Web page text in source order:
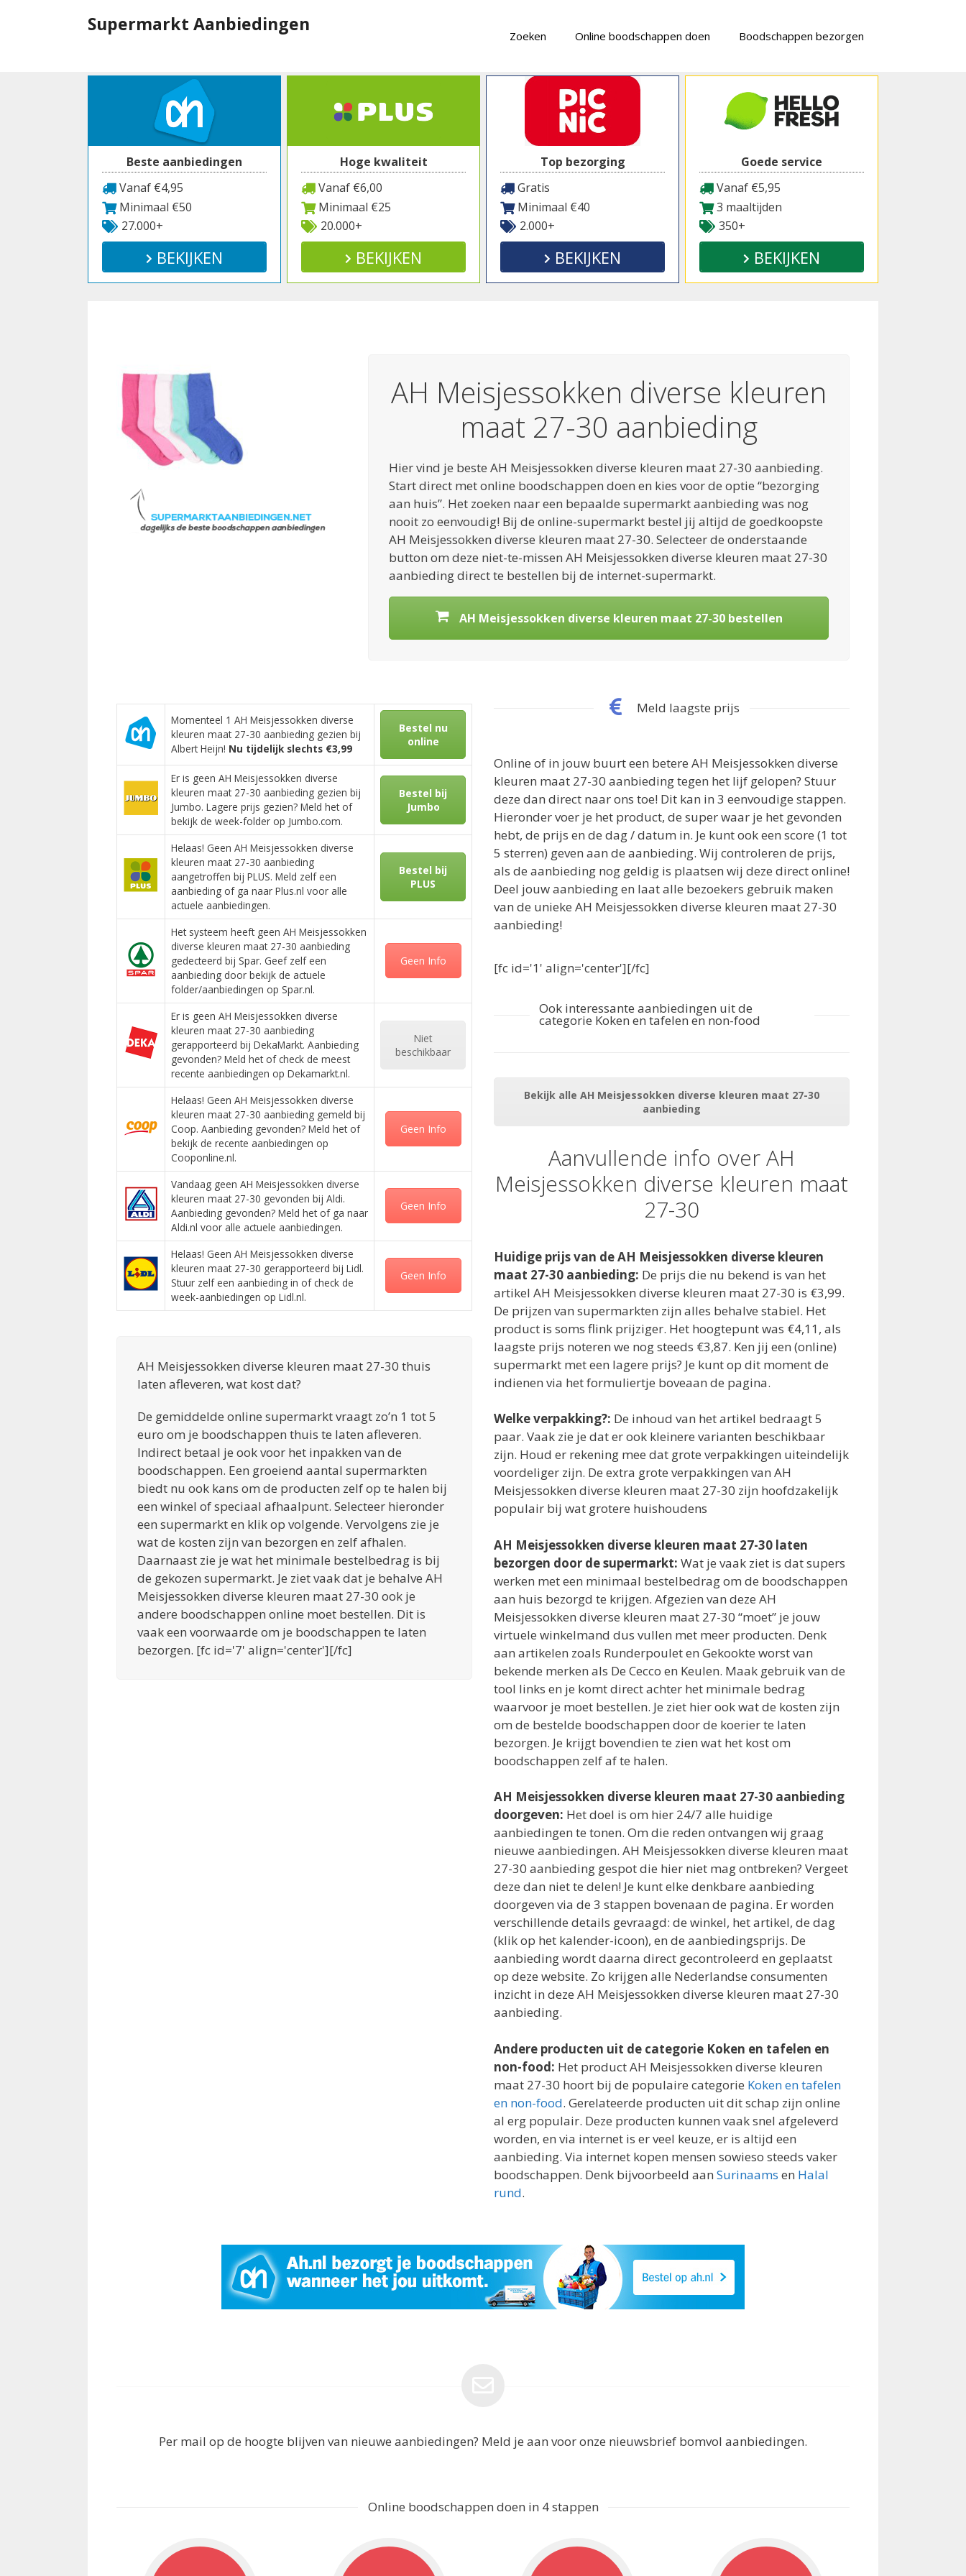
Supermarkt Aanbiedingen
Zoeken Online boodschappen doen Boodschappen bezorgen
Beste aanbiedingen
Vanaf €4,95
Minimaal €50
27.000+
BEKIJKEN
Hoge kwaliteit
Vanaf €6,00
Minimaal €25
20.000+
BEKIJKEN
Top bezorging
Gratis
Minimaal €40
2.000+
BEKIJKEN
Goede service
Vanaf €5,95
3 maaltijden
350+
BEKIJKEN
AH Meisjessokken diverse kleuren
maat 27-30 aanbieding
Hier vind je beste AH Meisjessokken diverse kleuren maat 27-30 aanbieding.
Start direct met online boodschappen doen en kies voor de optie “bezorging
aan huis”. Het zoeken naar een bepaalde supermarkt aanbieding was nog
nooit zo eenvoudig! Bij de online-supermarkt bestel jij altijd de goedkoopste
AH Meisjessokken diverse kleuren maat 27-30. Selecteer de onderstaande
button om deze niet-te-missen AH Meisjessokken diverse kleuren maat 27-30
aanbieding direct te bestellen bij de internet-supermarkt.
AH Meisjessokken diverse kleuren maat 27-30 bestellen
Momenteel 1 AH Meisjessokken diverse
kleuren maat 27-30 aanbieding gezien bij
Albert Heijn! Nu tijdelijk slechts €3,99
Bestel nu
online
Er is geen AH Meisjessokken diverse
kleuren maat 27-30 aanbieding gezien bij
Jumbo. Lagere prijs gezien? Meld het of
bekijk de week-folder op Jumbo.com.
Bestel bij
Jumbo
Helaas! Geen AH Meisjessokken diverse
kleuren maat 27-30 aanbieding
aangetroffen bij PLUS. Meld zelf een
aanbieding of ga naar Plus.nl voor alle
actuele aanbiedingen.
Bestel bij
PLUS
Het systeem heeft geen AH Meisjessokken
diverse kleuren maat 27-30 aanbieding
gedecteerd bij Spar. Geef zelf een
aanbieding door bekijk de actuele
folder/aanbiedingen op Spar.nl.
Geen Info
Er is geen AH Meisjessokken diverse
kleuren maat 27-30 aanbieding
gerapporteerd bij DekaMarkt. Aanbieding
gevonden? Meld het of check de meest
recente aanbiedingen op Dekamarkt.nl.
Niet
beschikbaar
Helaas! Geen AH Meisjessokken diverse
kleuren maat 27-30 aanbieding gemeld bij
Coop. Aanbieding gevonden? Meld het of
bekijk de recente aanbiedingen op
Cooponline.nl.
Geen Info
Vandaag geen AH Meisjessokken diverse
kleuren maat 27-30 gevonden bij Aldi.
Aanbieding gevonden? Meld het of ga naar
Aldi.nl voor alle actuele aanbiedingen.
Geen Info
Helaas! Geen AH Meisjessokken diverse
kleuren maat 27-30 gerapporteerd bij Lidl.
Stuur zelf een aanbieding in of check de
week-aanbiedingen op Lidl.nl.
Geen Info
AH Meisjessokken diverse kleuren maat 27-30 thuis
laten afleveren, wat kost dat?
De gemiddelde online supermarkt vraagt zo’n 1 tot 5
euro om je boodschappen thuis te laten afleveren.
Indirect betaal je ook voor het inpakken van de
boodschappen. Een groeiend aantal supermarkten
biedt nu ook kans om de producten zelf op te halen bij
een winkel of speciaal afhaalpunt. Selecteer hieronder
een supermarkt en klik op volgende. Vervolgens zie je
wat de kosten zijn van bezorgen en zelf afhalen.
Daarnaast zie je wat het minimale bestelbedrag is bij
de gekozen supermarkt. Je ziet vaak dat je behalve AH
Meisjessokken diverse kleuren maat 27-30 ook je
andere boodschappen online moet bestellen. Dit is
vaak een voorwaarde om je boodschappen te laten
bezorgen. [fc id='7' align='center'][/fc]
Meld laagste prijs
Online of in jouw buurt een betere AH Meisjessokken diverse
kleuren maat 27-30 aanbieding tegen het lijf gelopen? Stuur
deze dan direct naar ons toe! Dit kan in 3 eenvoudige stappen.
Hieronder voer je het product, de super waar je het gevonden
hebt, de prijs en de dag / datum in. Je kunt ook een score (1 tot
5 sterren) geven aan de aanbieding. Wij controleren de prijs,
als de aanbieding nog geldig is plaatsen wij deze direct online!
Deel jouw aanbieding en laat alle bezoekers gebruik maken
van de unieke AH Meisjessokken diverse kleuren maat 27-30
aanbieding!
[fc id='1' align='center'][/fc]
Ook interessante aanbiedingen uit de
categorie Koken en tafelen en non-food
Bekijk alle AH Meisjessokken diverse kleuren maat 27-30
aanbieding
Aanvullende info over AH
Meisjessokken diverse kleuren maat
27-30
Huidige prijs van de AH Meisjessokken diverse kleuren
maat 27-30 aanbieding: De prijs die nu bekend is van het
artikel AH Meisjessokken diverse kleuren maat 27-30 is €3,99.
De prijzen van supermarkten zijn alles behalve stabiel. Het
product is soms flink prijziger. Het hoogtepunt was €4,11, als
laagste prijs noteren we nog steeds €3,87. Ken jij een (online)
supermarkt met een lagere prijs? Je kunt op dit moment de
indienen via het formuliertje boveaan de pagina.
Welke verpakking?: De inhoud van het artikel bedraagt 5
paar. Vaak zie je dat er ook kleinere varianten beschikbaar
zijn. Houd er rekening mee dat grote verpakkingen uiteindelijk
voordeliger zijn. De extra grote verpakkingen van AH
Meisjessokken diverse kleuren maat 27-30 zijn hoofdzakelijk
populair bij wat grotere huishoudens
AH Meisjessokken diverse kleuren maat 27-30 laten
bezorgen door de supermarkt: Wat je vaak ziet is dat supers
werken met een minimaal bestelbedrag om de boodschappen
aan huis bezorgd te krijgen. Afgezien van deze AH
Meisjessokken diverse kleuren maat 27-30 “moet” je jouw
virtuele winkelmand dus vullen met meer producten. Denk
aan artikelen zoals Runderpoulet en Gekookte worst van
bekende merken als De Cecco en Keulen. Maak gebruik van de
tool links en je komt direct achter het minimale bedrag
waarvoor je moet bestellen. Je ziet hier ook wat de kosten zijn
om de bestelde boodschappen door de koerier te laten
bezorgen. Je krijgt bovendien te zien wat het kost om
boodschappen zelf af te halen.
AH Meisjessokken diverse kleuren maat 27-30 aanbieding
doorgeven: Het doel is om hier 24/7 alle huidige
aanbiedingen te tonen. Om die reden ontvangen wij graag
nieuwe aanbiedingen. AH Meisjessokken diverse kleuren maat
27-30 aanbieding gespot die hier niet mag ontbreken? Vergeet
deze dan niet te delen! Je kunt elke denkbare aanbieding
doorgeven via de 3 stappen bovenaan de pagina. Er worden
verschillende details gevraagd: de winkel, het artikel, de dag
(klik op het kalender-icoon), en de aanbiedingsprijs. De
aanbieding wordt daarna direct gecontroleerd en geplaatst
op deze website. Zo krijgen alle Nederlandse consumenten
inzicht in deze AH Meisjessokken diverse kleuren maat 27-30
aanbieding.
Andere producten uit de categorie Koken en tafelen en
non-food: Het product AH Meisjessokken diverse kleuren
maat 27-30 hoort bij de populaire categorie Koken en tafelen
en non-food. Gerelateerde producten uit dit schap zijn online
al erg populair. Deze producten kunnen vaak snel afgeleverd
worden, en via internet is er veel keuze, er is altijd een
aanbieding. Via internet kopen mensen sowieso steeds vaker
boodschappen. Denk bijvoorbeeld aan Surinaams en Halal
rund.
Per mail op de hoogte blijven van nieuwe aanbiedingen? Meld je aan voor onze nieuwsbrief bomvol aanbiedingen.
Online boodschappen doen in 4 stappen